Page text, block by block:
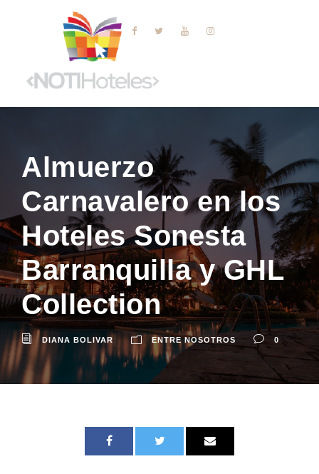
Almuerzo
Carnavalero en los
Hoteles Sonesta
Barranquilla y GHL
Collection
DIANA BOLIVAR ENTRE NOSOTROS 0